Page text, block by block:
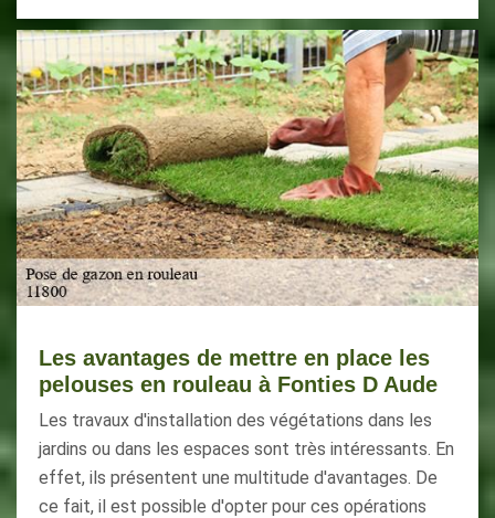
Les avantages de mettre en place les
pelouses en rouleau à Fonties D Aude
Les travaux d'installation des végétations dans les
jardins ou dans les espaces sont très intéressants. En
effet, ils présentent une multitude d'avantages. De
ce fait, il est possible d'opter pour ces opérations